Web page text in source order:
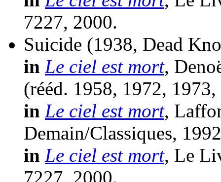
7227, 2000.
Suicide (1938, Dead
in Le ciel est mort,
(rééd. 1958, 1972,
in Le ciel est mort,
Demain/Classiques,
in Le ciel est mort, Le
7227, 2000.